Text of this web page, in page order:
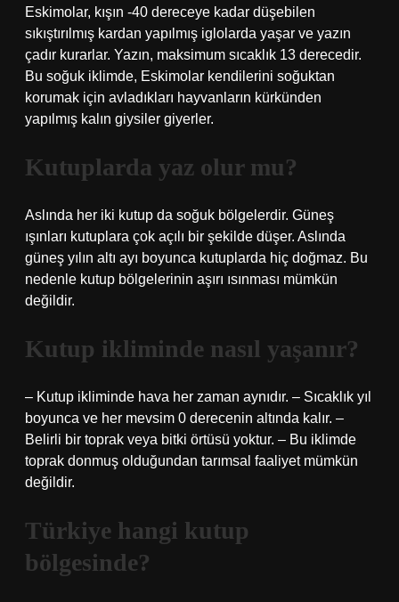
Eskimolar, kışın -40 dereceye kadar düşebilen
sıkıştırılmış kardan yapılmış iglolarda yaşar ve yazın
çadır kurarlar. Yazın, maksimum sıcaklık 13 derecedir.
Bu soğuk iklimde, Eskimolar kendilerini soğuktan
korumak için avladıkları hayvanların kürkünden
yapılmış kalın giysiler giyerler.
Kutuplarda yaz olur mu?
Aslında her iki kutup da soğuk bölgelerdir. Güneş
ışınları kutuplara çok açılı bir şekilde düşer. Aslında
güneş yılın altı ayı boyunca kutuplarda hiç doğmaz. Bu
nedenle kutup bölgelerinin aşırı ısınması mümkün
değildir.
Kutup ikliminde nasıl yaşanır?
– Kutup ikliminde hava her zaman aynıdır. – Sıcaklık yıl
boyunca ve her mevsim 0 derecenin altında kalır. –
Belirli bir toprak veya bitki örtüsü yoktur. – Bu iklimde
toprak donmuş olduğundan tarımsal faaliyet mümkün
değildir.
Türkiye hangi kutup
bölgesinde?